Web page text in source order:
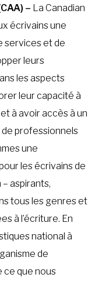
– La Canadian
écrivains une
services et de
leurs
les aspects
leur capacité à
à avoir accès à un
de professionnels
une
les écrivains de
aspirants,
tous les genres et
à l’écriture. En
national à
de
ce que nous